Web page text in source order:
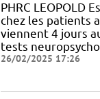
PHRC LEOPOLD
chez les patients
viennent 4 jours
tests
26/02/2025 17:26